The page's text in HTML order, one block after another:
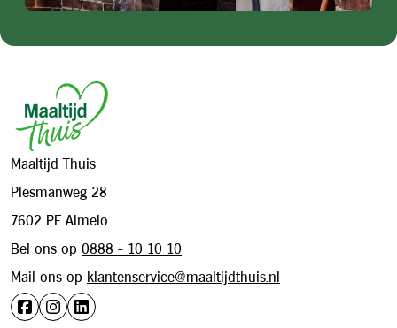
Maaltijd Thuis
Plesmanweg 28
7602 PE Almelo
Bel ons op 0888 - 10 10 10
Mail ons op klantenservice@maaltijdthuis.nl